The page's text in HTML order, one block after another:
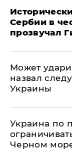
Сербии в
прозвучал
Может
назвал
Украины
Украина по
Черном